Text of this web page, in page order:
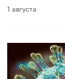
1 августа